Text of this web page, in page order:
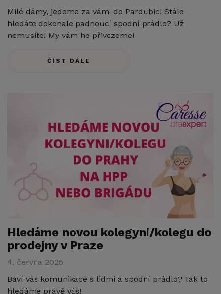
Milé dámy, jedeme za vámi do Pardubic! Stále
hledáte dokonale padnoucí spodní prádlo? Už
nemusíte! My vám ho přivezeme!
ČÍST DÁLE
Hledáme novou kolegyni/kolegu do
prodejny v Praze
4. června 2025
Baví vás komunikace s lidmi a spodní prádlo? Tak to
hledáme právě vás!